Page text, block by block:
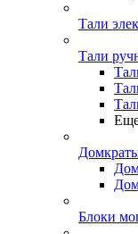
Тали
Тали
Блоки